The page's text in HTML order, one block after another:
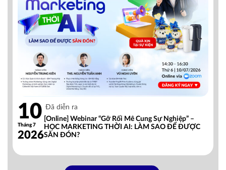
10
Tháng 7
2026
Đã diễn ra
[Online] Webinar “Gỡ Rối Mê Cung Sự Nghiệp” –
HỌC MARKETING THỜI AI: LÀM SAO ĐỂ ĐƯỢC
SĂN ĐÓN?